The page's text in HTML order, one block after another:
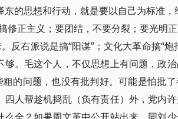
东的思想和行动，就是要以自己为标准
修正主义；要团结，不要分裂；要光明
反右派说是搞“阳谋”；文化大革命搞“
。毛这个人，不仅思想上有问题，政
粗的问题，也没有批判好。可能是怕批
人帮趁机捣乱（负有责任）外，党内